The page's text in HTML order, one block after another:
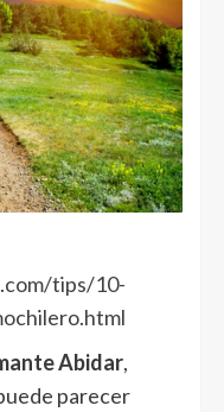
tips/10-
Abidar,
parecer